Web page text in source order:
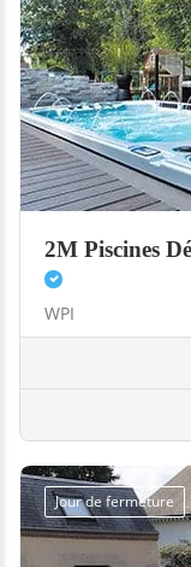
2M Piscines
WPI
Jour de fermeture